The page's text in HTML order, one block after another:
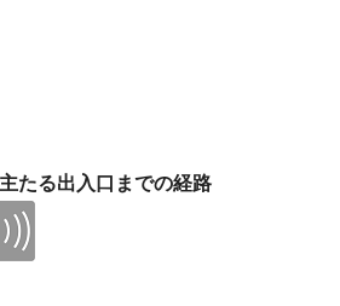
たる出入口までの経路